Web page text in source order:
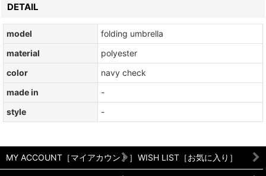
DETAIL
model
folding umbrella
material
polyester
color
navy check
made in
-
style
-
MY ACCOUNT［マイアカウント］ WISH LIST［お気に入り］